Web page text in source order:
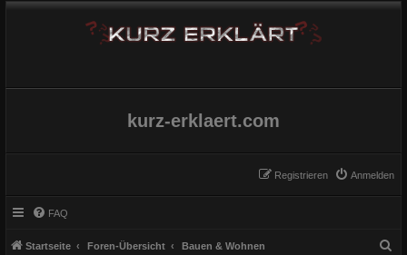
kurz-erklaert.com
Anmelden
Registrieren
FAQ
Startseite Foren-Übersicht Bauen & Wohnen